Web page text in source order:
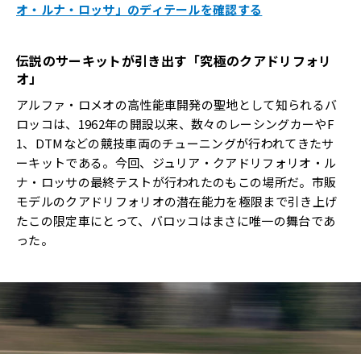
オ・ルナ・ロッサ」のディテールを確認する
伝説のサーキットが引き出す「究極のクアドリフォリ
オ」
アルファ・ロメオの高性能車開発の聖地として知られるバ
ロッコは、1962年の開設以来、数々のレーシングカーやF
1、DTMなどの競技車両のチューニングが行われてきたサ
ーキットである。今回、ジュリア・クアドリフォリオ・ル
ナ・ロッサの最終テストが行われたのもこの場所だ。市販
モデルのクアドリフォリオの潜在能力を極限まで引き上げ
たこの限定車にとって、バロッコはまさに唯一の舞台であ
った。